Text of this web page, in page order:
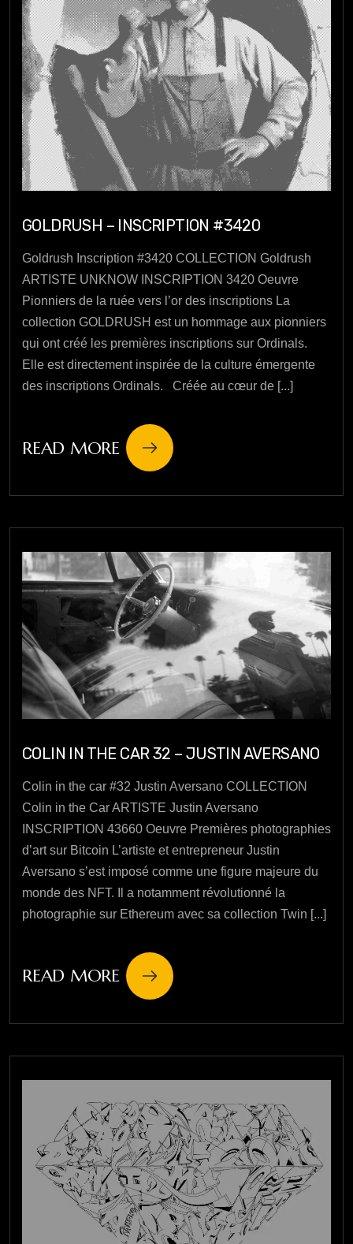
GOLDRUSH – INSCRIPTION #3420
Goldrush Inscription #3420 COLLECTION Goldrush
ARTISTE UNKNOW INSCRIPTION 3420 Oeuvre
Pionniers de la ruée vers l’or des inscriptions La
collection GOLDRUSH est un hommage aux pionniers
qui ont créé les premières inscriptions sur Ordinals.
Elle est directement inspirée de la culture émergente
des inscriptions Ordinals. Créée au cœur de [...]
READ MORE
COLIN IN THE CAR 32 – JUSTIN AVERSANO
Colin in the car #32 Justin Aversano COLLECTION
Colin in the Car ARTISTE Justin Aversano
INSCRIPTION 43660 Oeuvre Premières photographies
d’art sur Bitcoin L’artiste et entrepreneur Justin
Aversano s’est imposé comme une figure majeure du
monde des NFT. Il a notamment révolutionné la
photographie sur Ethereum avec sa collection Twin [...]
READ MORE